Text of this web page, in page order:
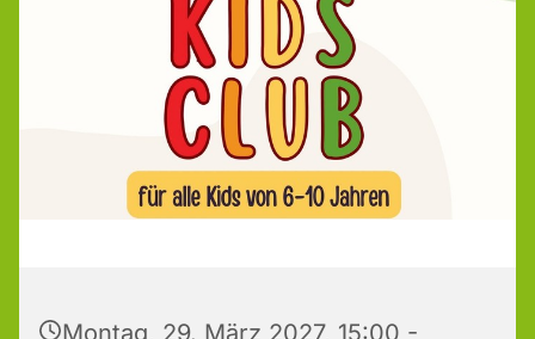
Montag, 29. März 2027, 15:00 -